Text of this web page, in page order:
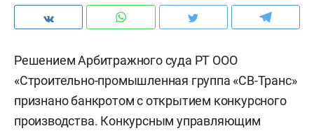
Решением Арбитражного суда РТ ООО
«Строительно-промышленная группа «СВ-Транс»
признано банкротом с открытием конкурсного
производства. Конкурсным управляющим